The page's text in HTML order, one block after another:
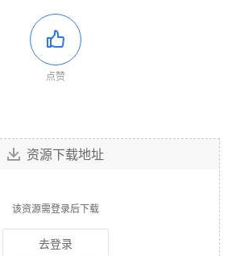
点赞
资源下载地址
该资源需登录后下载
去登录